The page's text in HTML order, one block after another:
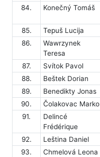
84. Konečný Tomáš
85.
Tepuš Lucija
86.
Wawrzynek
Teresa
87. Svítok Pavol
88.
Beštek Dorian
89.
Benedikty Jonas
90.
Čolakovac Marko
91.
Delincé
Frédérique
92. Leština Daniel
93.
Chmelová Leona